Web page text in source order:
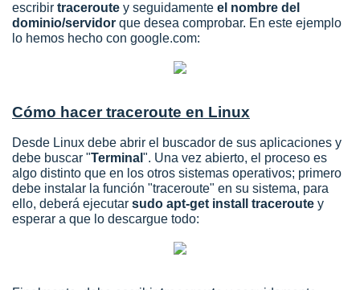
escribir traceroute y seguidamente el nombre del
dominio/servidor que desea comprobar. En este ejemplo
lo hemos hecho con google.com:
Cómo hacer traceroute en Linux
Desde Linux debe abrir el buscador de sus aplicaciones y
debe buscar "Terminal ". Una vez abierto, el proceso es
algo distinto que en los otros sistemas operativos; primero
debe instalar la función "traceroute" en su sistema, para
ello, deberá ejecutar sudo apt-get install traceroute y
esperar a que lo descargue todo: